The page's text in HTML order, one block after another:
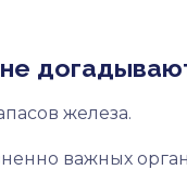
железа.
важных